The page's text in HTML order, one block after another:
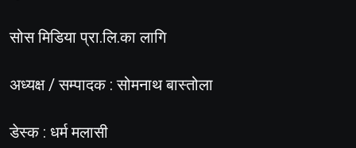
सोस मिडिया प्रा.लि.का लागि
अध्यक्ष / सम्पादक : सोमनाथ बास्तोला
डेस्क : धर्म मलासी